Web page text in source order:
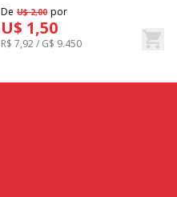
De U$ 2,00 por
U$ 1,50
R$ 7,92 / G$ 9.450